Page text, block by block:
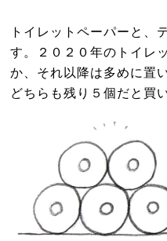
トイレットペーパーと、
す。２０２０年のトイレ
か、それ以降は多めに置
どちらも残り５個だと買